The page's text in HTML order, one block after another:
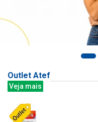
Outlet Atef
Veja mais